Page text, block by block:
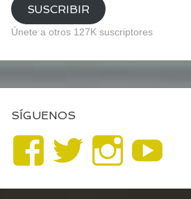
SUSCRIBIR
Únete a otros 127K suscriptores
SÍGUENOS
Ver
perfil
Ver
perfil
Ver